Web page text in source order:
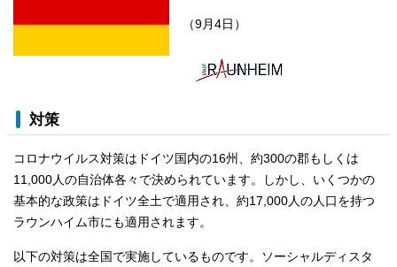
（9月4日）
対策
コロナウイルス対策はドイツ国内の16州、約300の郡もしくは
11,000人の自治体各々で決められています。しかし、いくつかの
基本的な政策はドイツ全土で適用され、約17,000人の人口を持つ
ラウンハイム市にも適用されます。
以下の対策は全国で実施しているものです。ソーシャルディスタ